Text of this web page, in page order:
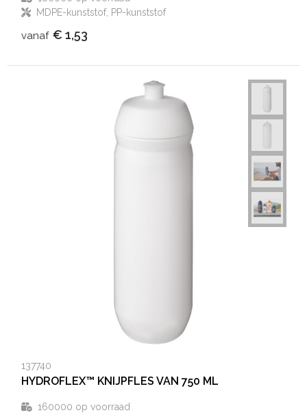
MDPE-kunststof, PP-kunststof
vanaf € 1,53
137740
HYDROFLEX™ KNIJPFLES VAN 750 ML
160000 op voorraad